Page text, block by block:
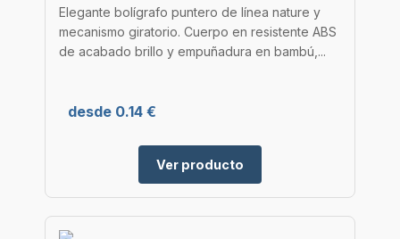
Elegante bolígrafo puntero de línea nature y
mecanismo giratorio. Cuerpo en resistente ABS
de acabado brillo y empuñadura en bambú,...
desde 0.14 €
Ver producto